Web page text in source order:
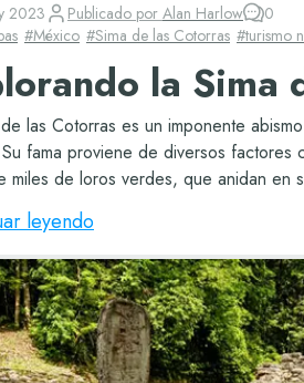
2023 Publicado por Alan Harlow
0
#México #Sima de las Cotorras #turismo
la Sima
las Cotorras es un imponente
fama proviene de diversos factores
miles de loros verdes, que anidan en
leyendo